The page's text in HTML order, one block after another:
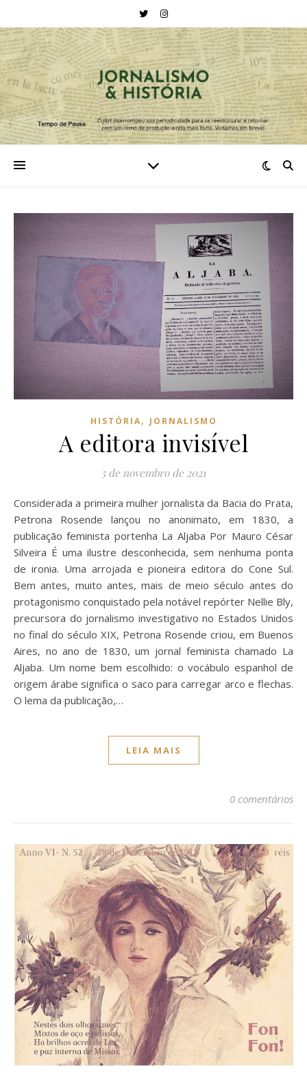
HISTÓRIA, JORNALISMO
A editora invisível
5 de novembro de 2021
Considerada a primeira mulher jornalista da Bacia do Prata,
Petrona Rosende lançou no anonimato, em 1830, a
publicação feminista portenha La Aljaba Por Mauro César
Silveira É uma ilustre desconhecida, sem nenhuma ponta
de ironia. Uma arrojada e pioneira editora do Cone Sul.
Bem antes, muito antes, mais de meio século antes do
protagonismo conquistado pela notável repórter Nellie Bly,
precursora do jornalismo investigativo no Estados Unidos
no final do século XIX, Petrona Rosende criou, em Buenos
Aires, no ano de 1830, um jornal feminista chamado La
Aljaba. Um nome bem escolhido: o vocábulo espanhol de
origem árabe significa o saco para carregar arco e flechas.
O lema da publicação,…
LEIA MAIS
0 comentários